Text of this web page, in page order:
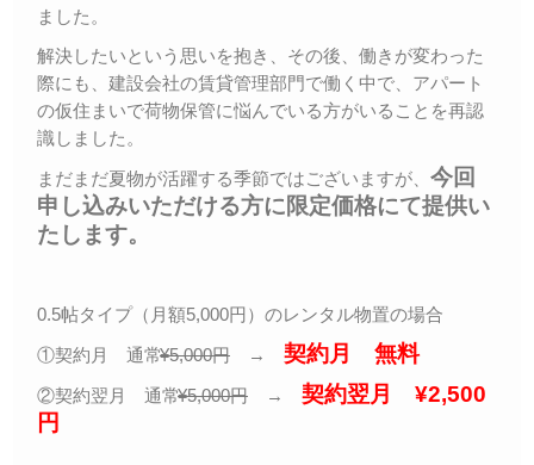
ました。
解決したいという思いを抱き、その後、働きが変わった
際にも、建設会社の賃貸管理部門で働く中で、アパート
の仮住まいで荷物保管に悩んでいる方がいることを再認
識しました。
まだまだ夏物が活躍する季節ではございますが、 今回
申し込みいただける方に限定価格にて提供い
たします。
0.5帖タイプ（月額5,000円）のレンタル物置の場合
①契約月 通常¥5,000円 → 契約月 無料
②契約翌月 通常¥5,000円 → 契約翌月 ¥2,500
円